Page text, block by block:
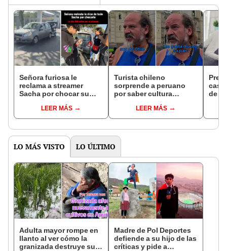
Señora furiosa le
reclama a streamer
Sacha por chocar su
"Ustedes manejan como
**"
LEER MÁS
Turista chileno
sorprende a peruano
por saber cultura
"Ningún compatriota
sabía la respuesta"
LEER MÁS
de la
LO MÁS VISTO LO ÚLTIMO
Adulta mayor rompe en
llanto al ver cómo la
granizada destruye su
Madre de Pol Deportes
defiende a su hijo de las
críticas y pide a